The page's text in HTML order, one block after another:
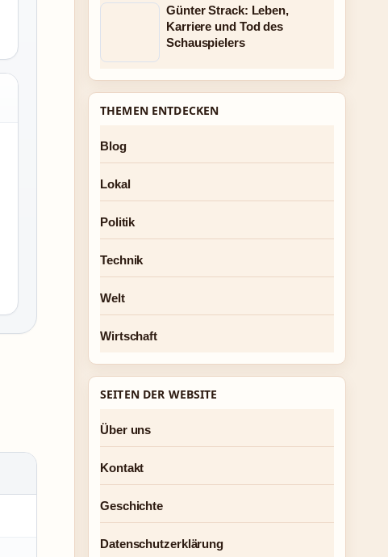
Günter Strack: Leben,
Karriere und Tod des
Schauspielers
THEMEN ENTDECKEN
Blog
Lokal
Politik
Technik
Welt
Wirtschaft
SEITEN DER WEBSITE
Über uns
Kontakt
Geschichte
Datenschutzerklärung